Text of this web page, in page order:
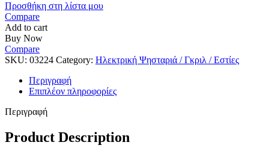
Προσθήκη στη λίστα μου
Compare
Add to cart
Buy Now
Compare
SKU: 03224 Category: Ηλεκτρική Ψησταριά / Γκριλ / Εστίες
Περιγραφή
Επιπλέον πληροφορίες
Περιγραφή
Product Description